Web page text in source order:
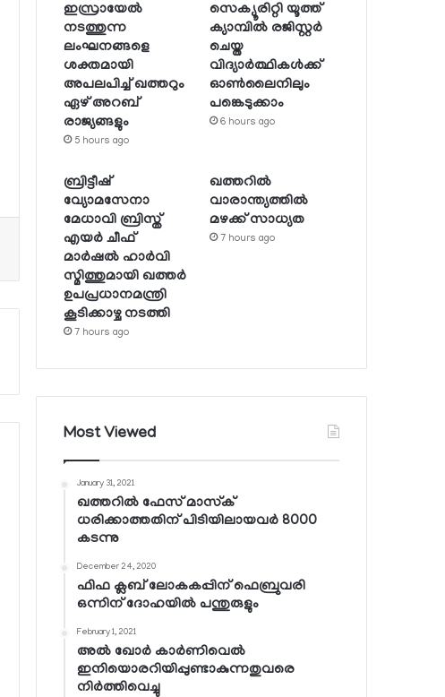
ഇസ്രായേല്‍
നടത്തുന്ന
ലംഘനങ്ങളെ
ശക്തമായി
അപലപിച്ച് ഖത്തറും
ഏഴ് അറബ്
രാജ്യങ്ങളും
5 hours ago
സെക്യൂരിറ്റി യൂത്ത്
ക്യാമ്പില്‍ രജിസ്റ്റര്‍
ചെയ്ത
വിദ്യാര്‍ത്ഥികള്‍ക്ക്
ഓണ്‍ലൈനിലും
പങ്കെടുക്കാം
6 hours ago
ബ്രിട്ടീഷ്
വ്യോമസേനാ
മേധാവി ബ്രിസ്ത്
എയര്‍ ചീഫ്
മാര്‍ഷല്‍ ഹാര്‍വി
സ്മിത്തുമായി ഖത്തര്‍
ഉപപ്രധാനമന്ത്രി
കൂടിക്കാഴ്ച നടത്തി
7 hours ago
ഖത്തറില്‍
വാരാന്ത്യത്തില്‍
മഴക്ക് സാധ്യത
7 hours ago
Most Viewed
January 31, 2021
ഖത്തറില്‍ ഫേസ് മാസ്‌ക്
ധരിക്കാത്തതിന് പിടിയിലായവര്‍ 8000
കടന്നു
December 24, 2020
ഫിഫ ക്ലബ് ലോകകപ്പിന് ഫെബ്രുവരി
ഒന്നിന് ദോഹയില്‍ പന്തുരുളും
February 1, 2021
അല്‍ ഖോര്‍ കാര്‍ണിവെല്‍
ഇനിയൊരറിയിപ്പുണ്ടാകുന്നതുവരെ
നിര്‍ത്തിവെച്ചു